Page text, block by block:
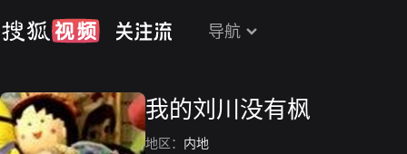
导航
我的刘川没有枫
地区： 内地